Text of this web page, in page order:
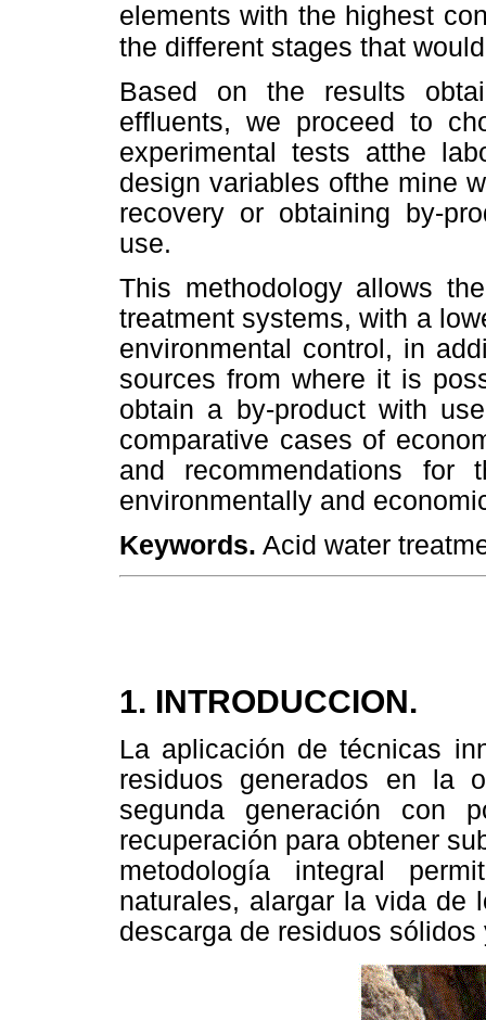
elements with the highest
the different stages that
Based on the results
effluents, we proceed to
experimental tests atthe
design variables ofthe mine
recovery or obtaining by-
use.
This methodology allows
treatment systems, with a
environmental control, in
sources from where it is
obtain a by-product with
comparative cases of
and recommendations for
environmentally and
Keywords. Acid water
1. INTRODUCCION.
La aplicación de técnicas
residuos generados en la
segunda generación con
recuperación para obtener
metodología integral
naturales, alargar la vida de
descarga de residuos